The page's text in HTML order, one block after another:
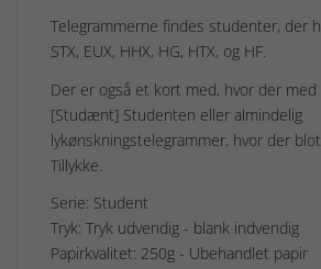
Telegrammerne findes studenter, der
STX, EUX, HHX, HG, HTX, og HF.
Der er også et kort med, hvor der
[Studænt] Studenten eller almindelig
lykønskningstelegrammer, hvor der
Tillykke.
Serie: Student
Tryk: Tryk udvendig - blank indvendig
Papirkvalitet: 250g - Ubehandlet papir